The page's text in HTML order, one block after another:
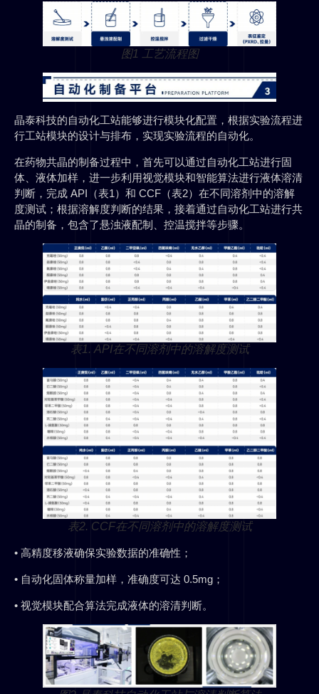
图1 工艺流程图
晶泰科技的自动化工站能够进行模块化配置，根据实验流程进
行工站模块的设计与排布，实现实验流程的自动化。
在药物共晶的制备过程中，首先可以通过自动化工站进行固
体、液体加样，进一步利用视觉模块和智能算法进行液体溶清
判断，完成 API（表1）和 CCF（表2）在不同溶剂中的溶解
度测试；根据溶解度判断的结果，接着通过自动化工站进行共
晶的制备，包含了悬浊液配制、控温搅拌等步骤。
表1. API在不同溶剂中的溶解度测试
表2. CCF在不同溶剂中的溶解度测试
• 高精度移液确保实验数据的准确性；
• 自动化固体称量加样，准确度可达 0.5mg；
• 视觉模块配合算法完成液体的溶清判断。